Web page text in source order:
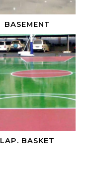
BASEMENT
LAP. BASKET